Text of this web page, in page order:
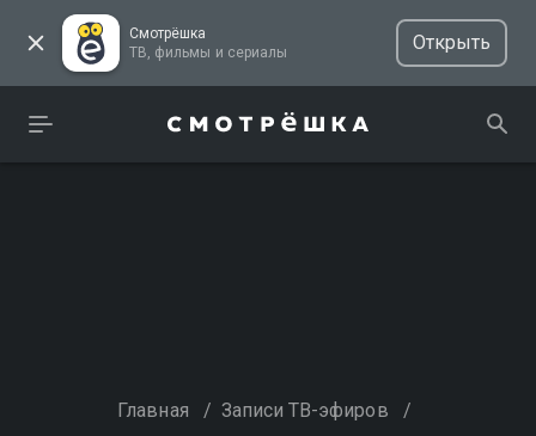
Смотрёшка
ТВ, фильмы и сериалы
Открыть
Главная / Записи ТВ-эфиров /